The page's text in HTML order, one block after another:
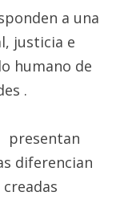
a una
justicia e
humano de
.
presentan
diferencian